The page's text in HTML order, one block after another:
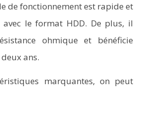
de fonctionnement est rapide et
le format HDD. De plus, il
ohmique et bénéficie
ans.
marquantes, on peut